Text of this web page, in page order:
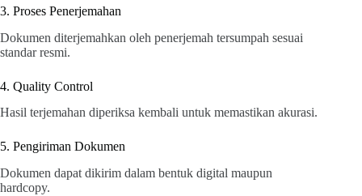
3. Proses Penerjemahan
Dokumen diterjemahkan oleh penerjemah tersumpah sesuai
standar resmi.
4. Quality Control
Hasil terjemahan diperiksa kembali untuk memastikan akurasi.
5. Pengiriman Dokumen
Dokumen dapat dikirim dalam bentuk digital maupun
hardcopy.